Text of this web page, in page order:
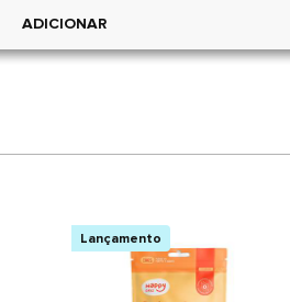
ADICIONAR
Lançamento